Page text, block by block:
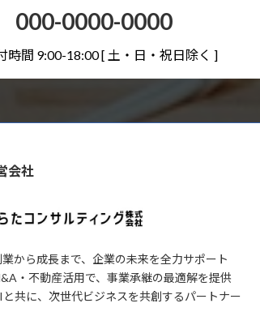
000-0000-0000
時間 9:00-18:00[ 土・日・祝日除く ]
会社
業から成長まで、企業の未来を全力サポート
・不動産活用で、事業承継の最適解を提供
共に、次世代ビジネスを共創するパートナー